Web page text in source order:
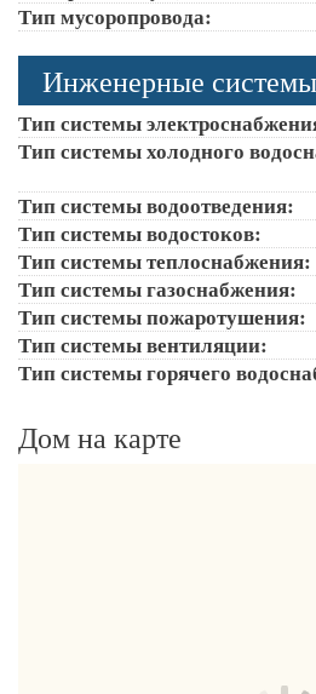
Тип мусоропровода:
Инженерные системы
Тип системы
Тип системы холодного
Тип системы водоотведения:
Тип системы водостоков:
Тип системы теплоснабжения:
Тип системы газоснабжения:
Тип системы пожаротушения:
Тип системы вентиляции:
Тип системы горячего
Дом на карте